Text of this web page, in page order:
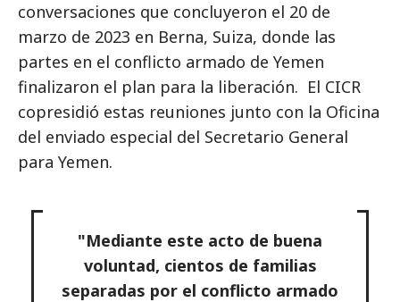
conversaciones que concluyeron el 20 de
marzo de 2023 en Berna, Suiza, donde las
partes en el conflicto armado de Yemen
finalizaron el plan para la liberación. El CICR
copresidió estas reuniones junto con la Oficina
del enviado especial del Secretario General
para Yemen.
"Mediante este acto de buena
voluntad, cientos de familias
separadas por el conflicto armado